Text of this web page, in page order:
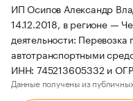
ИП Осипов Александр
14.12.2018, в регионе —
деятельности:
автотранспортными
ИНН: 745213605332 и
Данные получены из